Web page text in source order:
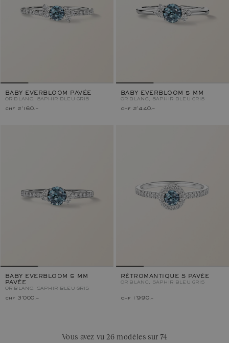
BABY EVERBLOOM PAVÉE
OR BLANC, SAPHIR BLEU GRIS
chf 2'160.–
BABY EVERBLOOM 5 MM
OR BLANC, SAPHIR BLEU GRIS
chf 2'440.–
BABY EVERBLOOM 5 MM
PAVÉE
OR BLANC, SAPHIR BLEU GRIS
chf 3'000.–
RÉTROMANTIQUE S PAVÉE
OR BLANC, SAPHIR BLEU GRIS
chf 1'990.–
Vous avez vu 26 modèles sur 74